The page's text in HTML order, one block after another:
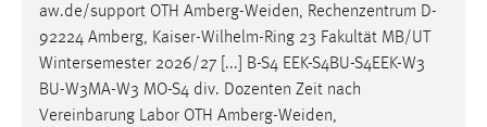
aw.de/support OTH Amberg-Weiden, Rechenzentrum D-
92224 Amberg, Kaiser-Wilhelm-Ring 23 Fakultät MB/UT
Wintersemester 2026/27 [...] B-S4 EEK-S4BU-S4EEK-W3
BU-W3MA-W3 MO-S4 div. Dozenten Zeit nach
Vereinbarung Labor OTH Amberg-Weiden,
Marketing Cookies werden von Drittanbietern
verwendet, um personalisierte Werbung anzuzeigen.
Sie tun dies, indem sie Besucher über Websites
hinweg verfolgen.